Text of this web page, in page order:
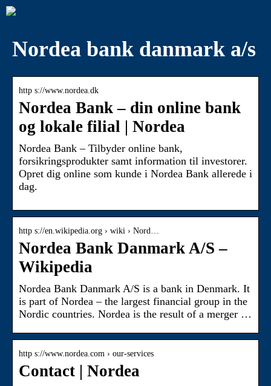
Nordea bank danmark a/s
http s://www.nordea.dk
Nordea Bank – din online bank
og lokale filial | Nordea
Nordea Bank – Tilbyder online bank,
forsikringsprodukter samt information til investorer.
Opret dig online som kunde i Nordea Bank allerede i
dag.
http s://en.wikipedia.org › wiki › Nord…
Nordea Bank Danmark A/S –
Wikipedia
Nordea Bank Danmark A/S is a bank in Denmark. It
is part of Nordea – the largest financial group in the
Nordic countries. Nordea is the result of a merger …
http s://www.nordea.com › our-services
Contact | Nordea